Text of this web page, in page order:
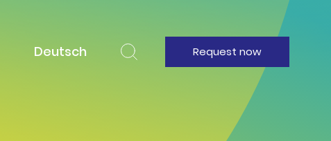
Deutsch Request now